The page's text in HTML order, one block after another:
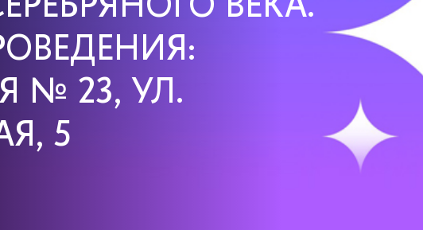
ВЕКА.
№ 23, УЛ.
5